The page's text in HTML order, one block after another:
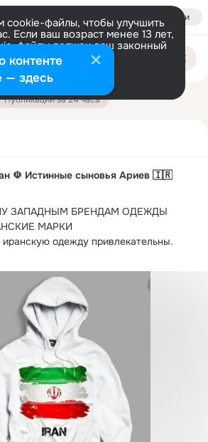
Войти
cookie-файлы, чтобы улучшить
Если ваш возраст менее 13 лет,
файлы должен ваш законный
Больше информации
Настроить
Публикации за 24 часа
☫ Истинные сыновья Ариев 🇮🇷
ЗАПАДНЫМ БРЕНДАМ ОДЕЖДЫ
МАРКИ
одежду привлекательны.
контенте
— здесь